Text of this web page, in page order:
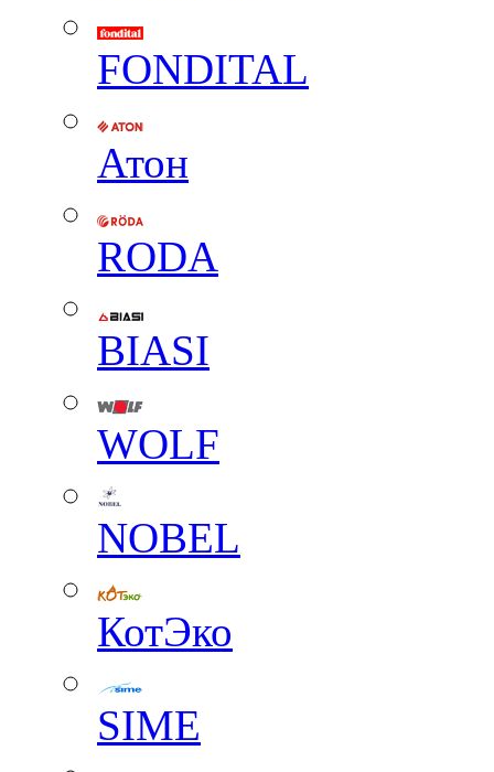
FONDITAL
Атон
RODA
BIASI
WOLF
NOBEL
КотЭко
SIME